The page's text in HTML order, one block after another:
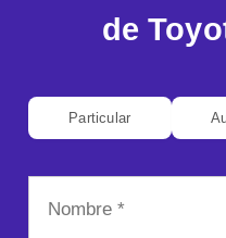
de
Particular